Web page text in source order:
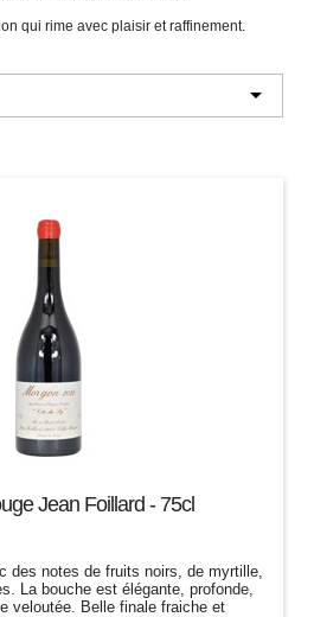
qui rime avec plaisir et raffinement.

Jean Foillard - 75cl
des notes de fruits noirs, de myrtille,
La bouche est élégante, profonde,
veloutée. Belle finale fraiche et